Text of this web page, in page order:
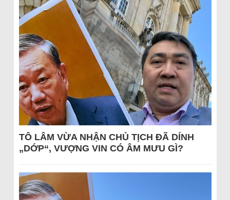
TÔ LÂM VỪA NHẬN CHỦ TỊCH ĐÃ DÍNH
„DỚP“, VƯỢNG VIN CÓ ÂM MƯU GÌ?